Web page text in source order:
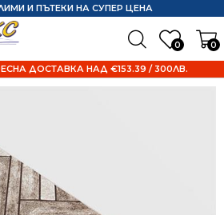
0 0
И ПЪТЕКИ НА СУПЕР ЦЕНА
ДОСТАВКА НАД €153.39 / 300ЛВ.